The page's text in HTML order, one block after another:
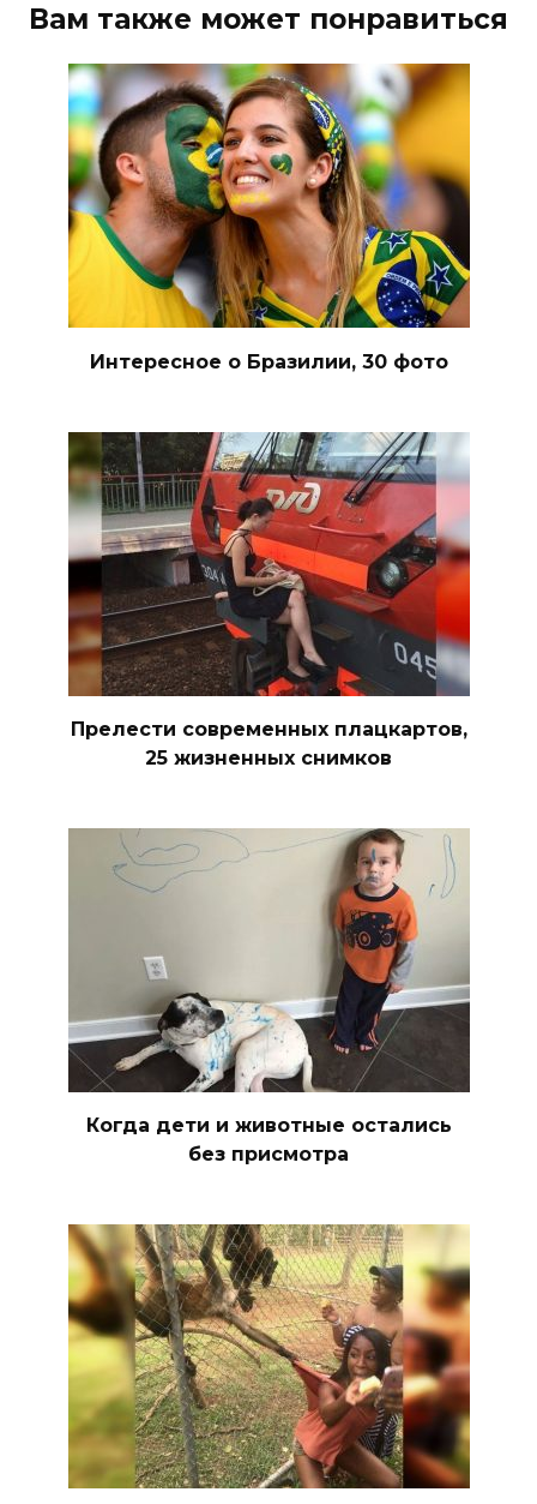
Вам также может понравиться
Интересное о Бразилии, 30 фото
Прелести современных плацкартов,
25 жизненных снимков
Когда дети и животные остались
без присмотра